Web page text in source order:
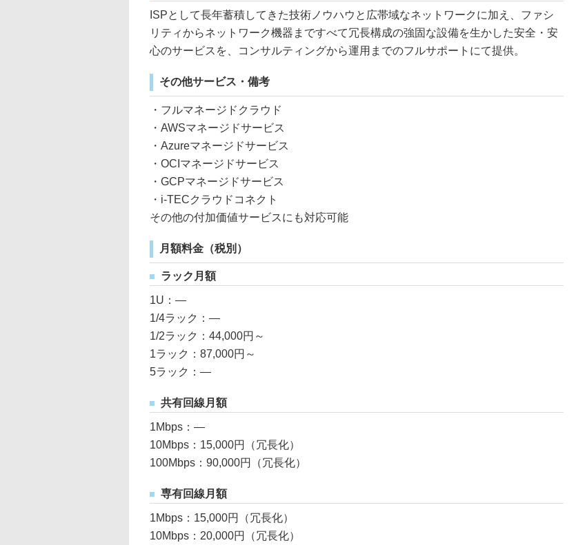
ISPとして長年蓄積してきた技術ノウハウと広帯域なネットワークに加え、ファシ
リティからネットワーク機器まですべて冗長構成の強固な設備を生かした安全・安
心のサービスを、コンサルティングから運用までのフルサポートにて提供。
その他サービス・備考
・フルマネージドクラウド
・AWSマネージドサービス
・Azureマネージドサービス
・OCIマネージドサービス
・GCPマネージドサービス
・i-TECクラウドコネクト
その他の付加価値サービスにも対応可能
月額料金（税別）
ラック月額
1U：―
1/4ラック：―
1/2ラック：44,000円～
1ラック：87,000円～
5ラック：―
共有回線月額
1Mbps：―
10Mbps：15,000円（冗長化）
100Mbps：90,000円（冗長化）
専有回線月額
1Mbps：15,000円（冗長化）
10Mbps：20,000円（冗長化）